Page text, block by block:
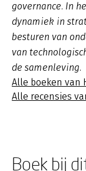
governance. In
dynamiek in
besturen van
van
de samenleving.
Alle boeken van
Alle recensies
Boek bij